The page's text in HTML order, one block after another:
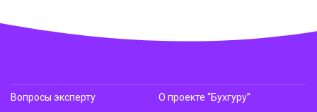
Вопросы эксперту
О проекте “Бухгуру”